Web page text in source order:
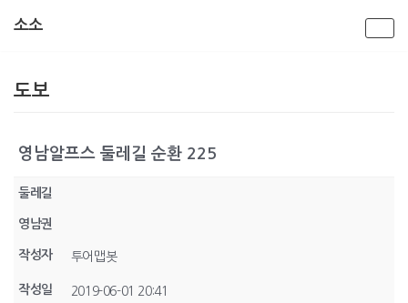
츠
너
기
소소
도보
영남알프스 둘레길 순환 225
둘레길
영남권
작성자 투어맵봇
작성일 2019-06-01 20:41